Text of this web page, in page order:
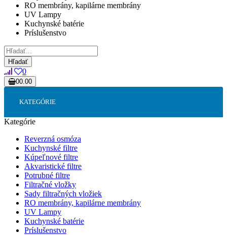
RO membrány, kapilárne membrány
UV Lampy
Kuchynské batérie
Príslušenstvo
Hľadať
0
00.00
KATEGÓRIE
Kategórie
Reverzná osmóza
Kuchynské filtre
Kúpeľnové filtre
Akvaristické filtre
Potrubné filtre
Filtračné vložky
Sady filtračných vložiek
RO membrány, kapilárne membrány
UV Lampy
Kuchynské batérie
Príslušenstvo